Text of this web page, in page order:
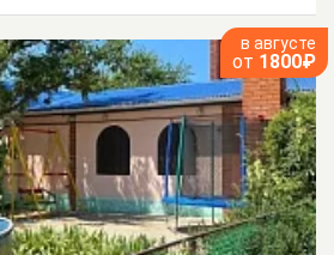
в августе
от 1800₽